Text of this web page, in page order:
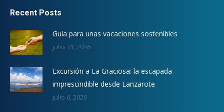
Recent Posts
Guía para unas vacaciones sostenibles
julio 31, 2026
Excursión a La Graciosa: la escapada
imprescindible desde Lanzarote
julio 6, 2026